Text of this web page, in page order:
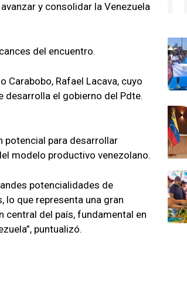
y consolidar la Venezuela
del encuentro.
Carabobo, Rafael Lacava, cuyo
el gobierno del Pdte.
potencial para desarrollar
modelo productivo venezolano.
potencialidades de
lo que representa una gran
central del país, fundamental en
puntualizó.